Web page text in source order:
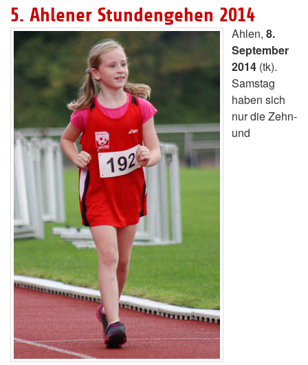
5. Ahlener Stundengehen 2014
Ahlen, 8.
September
2014 (tk).
Samstag
haben sich
nur die Zehn-
und